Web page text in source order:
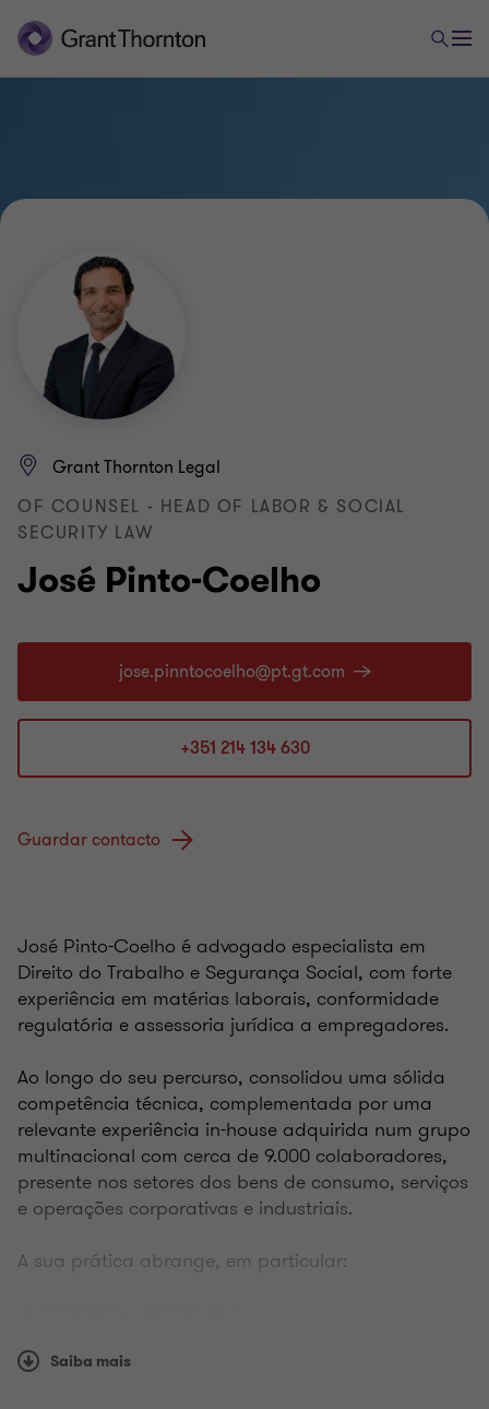
José Pinto-Coelho
Grant Thornton Legal
OF COUNSEL - HEAD OF LABOR & SOCIAL
SECURITY LAW
+351 214 134 630
Guardar contacto
José Pinto-Coelho é advogado especialista em
Direito do Trabalho e Segurança Social, com forte
experiência em matérias laborais, conformidade
regulatória e assessoria jurídica a empregadores.
Ao longo do seu percurso, consolidou uma sólida
competência técnica, complementada por uma
relevante experiência in-house adquirida num grupo
multinacional com cerca de 9.000 colaboradores,
presente nos setores dos bens de consumo, serviços
e operações corporativas e industriais.
A sua prática abrange, em particular:
Procedimentos disciplinares;
Saiba mais